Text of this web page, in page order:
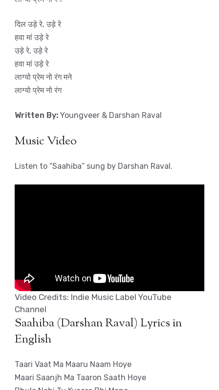
दिल उड़े रे, उड़े रे
हवा मां उड़े रे
उड़े रे, उड़े रे
हवा मां उड़े रे
लाग्यो प्रेम नो रंग मने
लाग्यो प्रेम नो रंग
Written By: Youngveer & Darshan Raval
Music Video
Listen to “Saahiba” sung by Darshan Raval.
Video Credits: Indie Music Label YouTube
Channel
Saahiba (Darshan Raval) Lyrics in
English
Taari Vaat Ma Maaru Naam Hoye
Maari Saanjh Ma Taaron Saath Hoye